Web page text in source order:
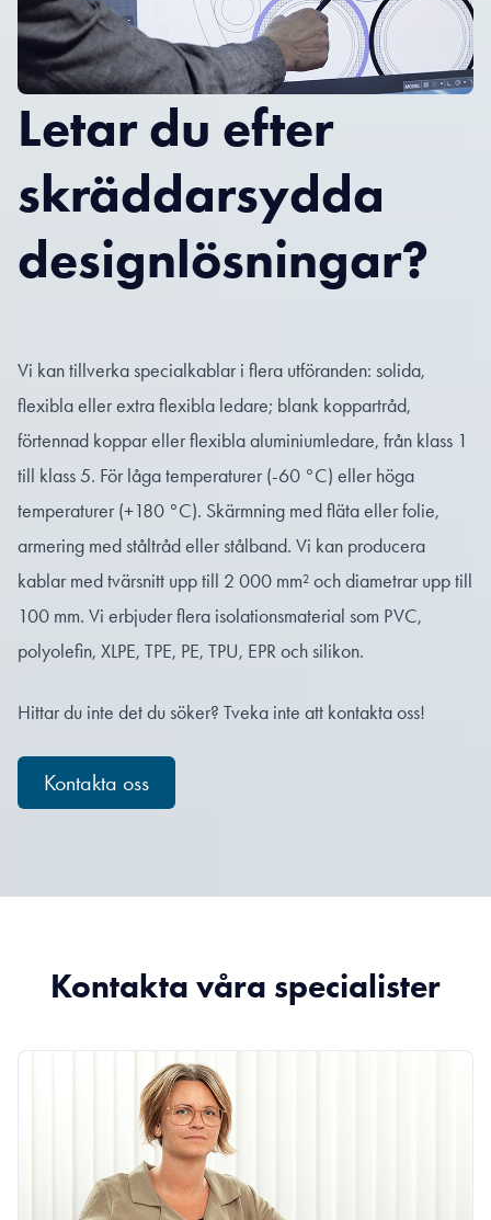
Letar du efter
skräddarsydda
designlösningar?
Vi kan tillverka specialkablar i flera utföranden: solida,
flexibla eller extra flexibla ledare; blank koppartråd,
förtennad koppar eller flexibla aluminiumledare, från klass 1
till klass 5. För låga temperaturer (-60 °C) eller höga
temperaturer (+180 °C). Skärmning med fläta eller folie,
armering med ståltråd eller stålband. Vi kan producera
kablar med tvärsnitt upp till 2 000 mm² och diametrar upp till
100 mm. Vi erbjuder flera isolationsmaterial som PVC,
polyolefin, XLPE, TPE, PE, TPU, EPR och silikon.
Hittar du inte det du söker? Tveka inte att kontakta oss!
Kontakta oss
Kontakta våra specialister